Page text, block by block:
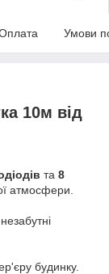
Умови
10м від
та 8
атмосфери.
будинку.